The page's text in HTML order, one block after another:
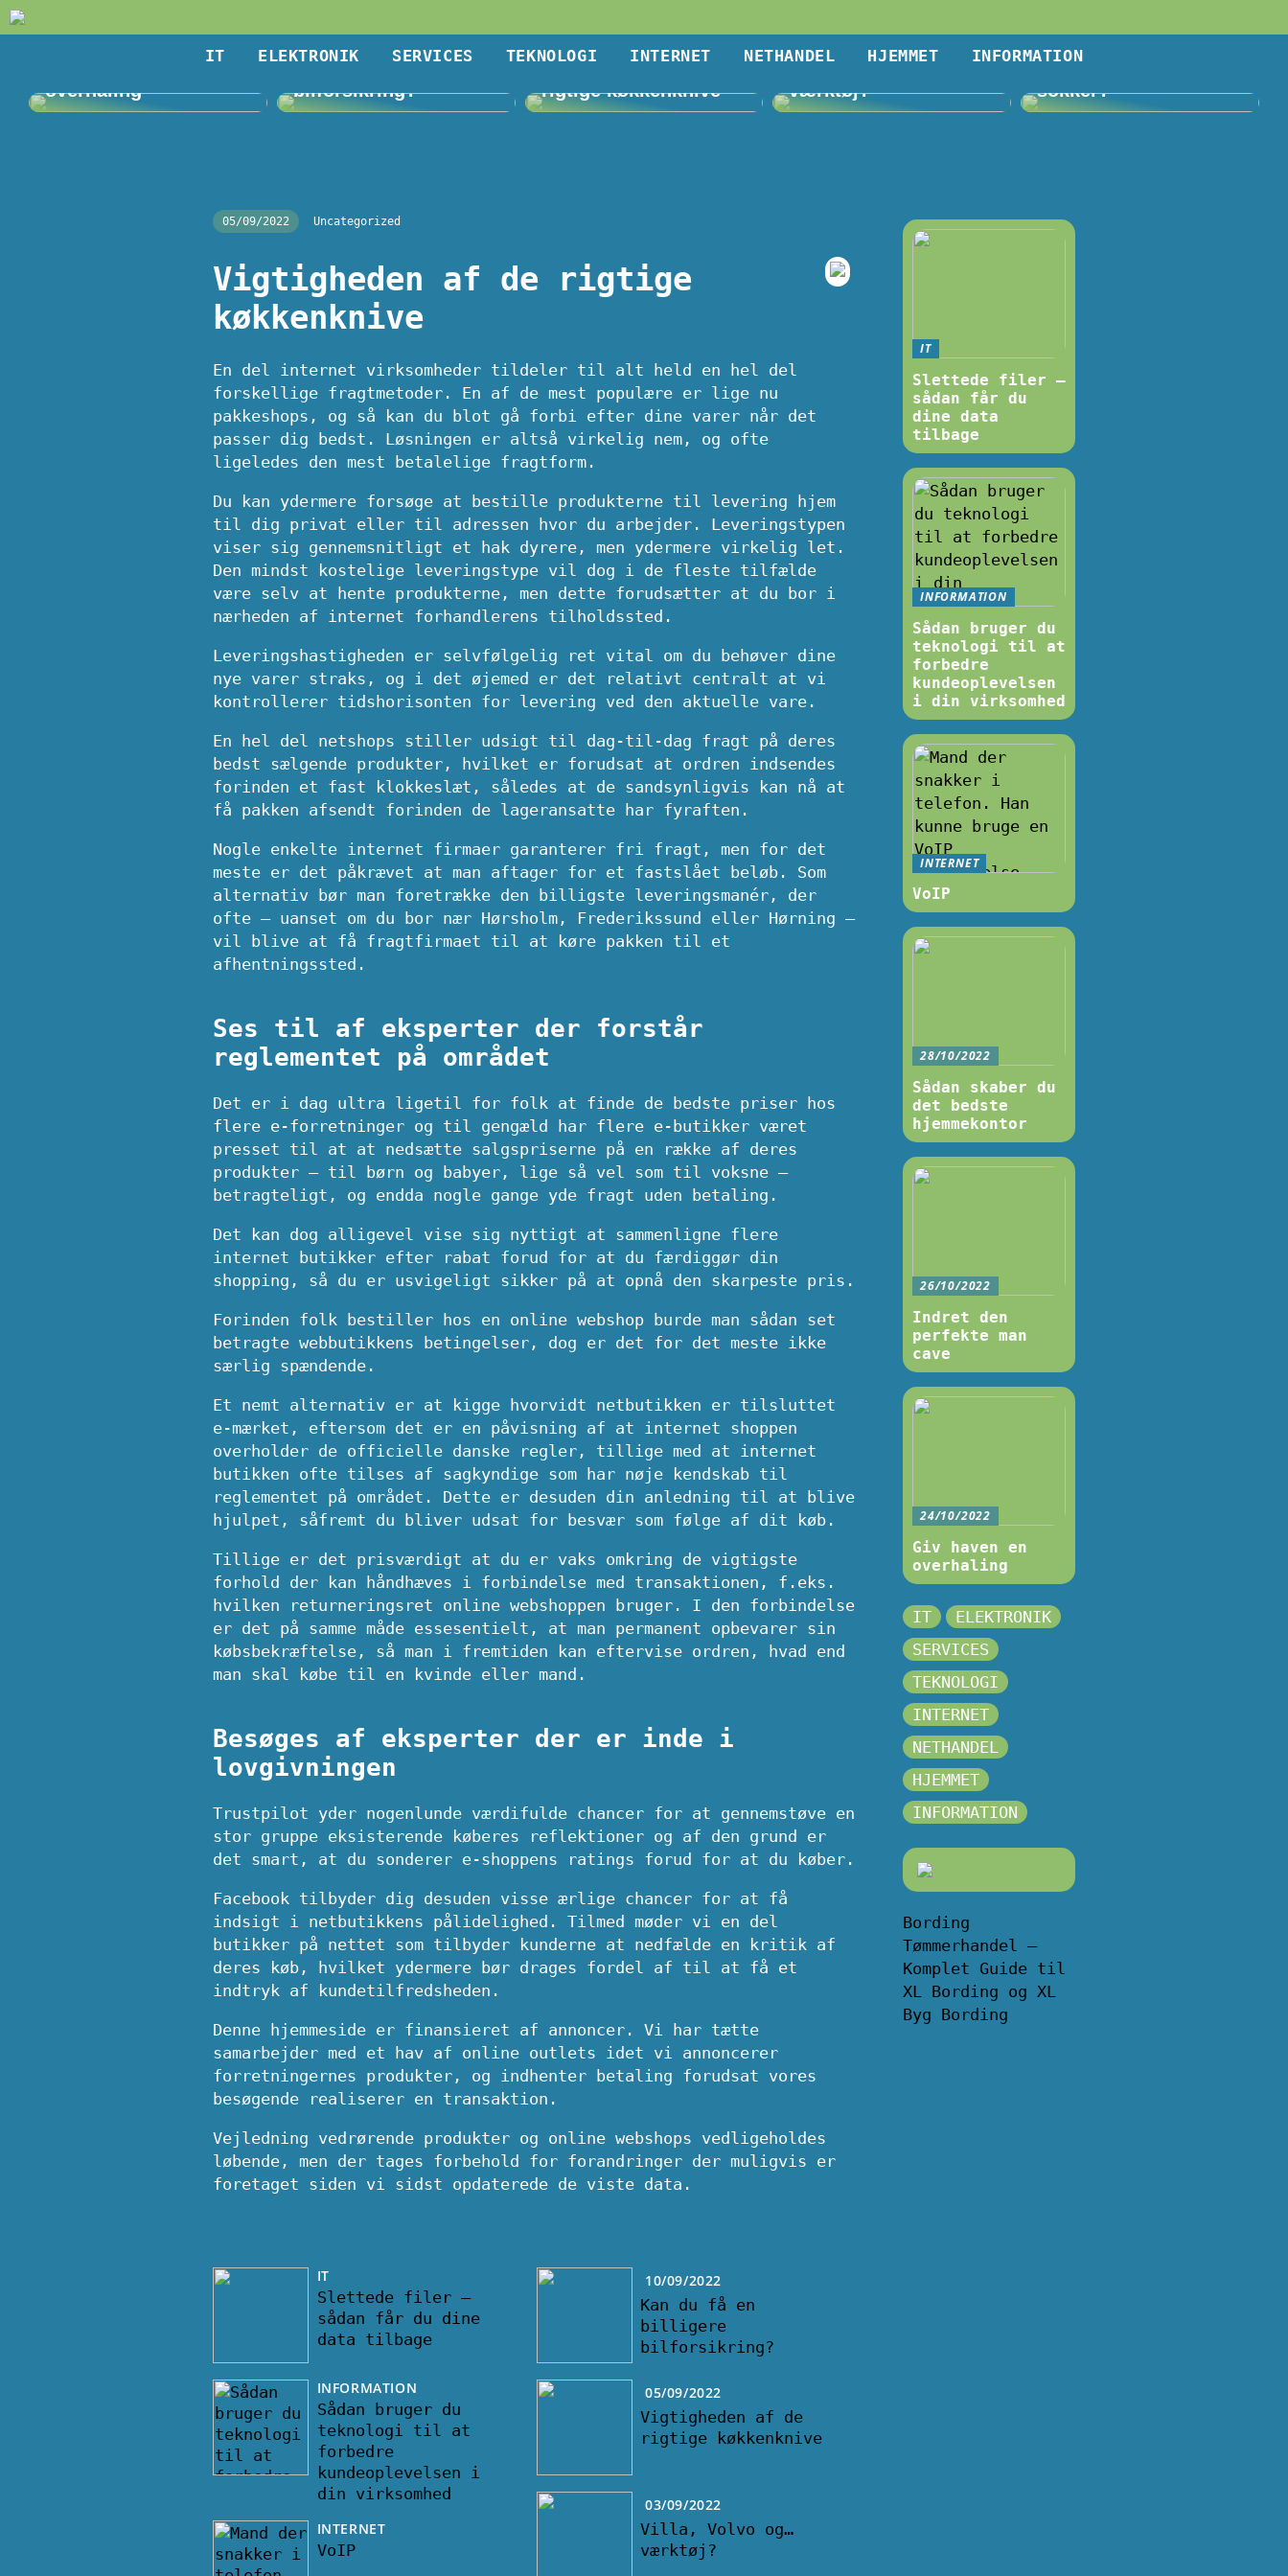
IT ELEKTRONIK SERVICES TEKNOLOGI INTERNET NETHANDEL HJEMMET INFORMATION
overhaling
bilforsikring?
rigtige køkkenknive
værktøj?
sokker?
05/09/2022 Uncategorized
Vigtigheden af de rigtige
køkkenknive
En del internet virksomheder tildeler til alt held en hel del
forskellige fragtmetoder. En af de mest populære er lige nu
pakkeshops, og så kan du blot gå forbi efter dine varer når det
passer dig bedst. Løsningen er altså virkelig nem, og ofte
ligeledes den mest betalelige fragtform.
Du kan ydermere forsøge at bestille produkterne til levering hjem
til dig privat eller til adressen hvor du arbejder. Leveringstypen
viser sig gennemsnitligt et hak dyrere, men ydermere virkelig let.
Den mindst kostelige leveringstype vil dog i de fleste tilfælde
være selv at hente produkterne, men dette forudsætter at du bor i
nærheden af internet forhandlerens tilholdssted.
Leveringshastigheden er selvfølgelig ret vital om du behøver dine
nye varer straks, og i det øjemed er det relativt centralt at vi
kontrollerer tidshorisonten for levering ved den aktuelle vare.
En hel del netshops stiller udsigt til dag-til-dag fragt på deres
bedst sælgende produkter, hvilket er forudsat at ordren indsendes
forinden et fast klokkeslæt, således at de sandsynligvis kan nå at
få pakken afsendt forinden de lageransatte har fyraften.
Nogle enkelte internet firmaer garanterer fri fragt, men for det
meste er det påkrævet at man aftager for et fastslået beløb. Som
alternativ bør man foretrække den billigste leveringsmanér, der
ofte – uanset om du bor nær Hørsholm, Frederikssund eller Hørning –
vil blive at få fragtfirmaet til at køre pakken til et
afhentningssted.
Ses til af eksperter der forstår
reglementet på området
Det er i dag ultra ligetil for folk at finde de bedste priser hos
flere e-forretninger og til gengæld har flere e-butikker været
presset til at at nedsætte salgspriserne på en række af deres
produkter – til børn og babyer, lige så vel som til voksne –
betragteligt, og endda nogle gange yde fragt uden betaling.
Det kan dog alligevel vise sig nyttigt at sammenligne flere
internet butikker efter rabat forud for at du færdiggør din
shopping, så du er usvigeligt sikker på at opnå den skarpeste pris.
Forinden folk bestiller hos en online webshop burde man sådan set
betragte webbutikkens betingelser, dog er det for det meste ikke
særlig spændende.
Et nemt alternativ er at kigge hvorvidt netbutikken er tilsluttet
e-mærket, eftersom det er en påvisning af at internet shoppen
overholder de officielle danske regler, tillige med at internet
butikken ofte tilses af sagkyndige som har nøje kendskab til
reglementet på området. Dette er desuden din anledning til at blive
hjulpet, såfremt du bliver udsat for besvær som følge af dit køb.
Tillige er det prisværdigt at du er vaks omkring de vigtigste
forhold der kan håndhæves i forbindelse med transaktionen, f.eks.
hvilken returneringsret online webshoppen bruger. I den forbindelse
er det på samme måde essesentielt, at man permanent opbevarer sin
købsbekræftelse, så man i fremtiden kan eftervise ordren, hvad end
man skal købe til en kvinde eller mand.
Besøges af eksperter der er inde i
lovgivningen
Trustpilot yder nogenlunde værdifulde chancer for at gennemstøve en
stor gruppe eksisterende køberes reflektioner og af den grund er
det smart, at du sonderer e-shoppens ratings forud for at du køber.
Facebook tilbyder dig desuden visse ærlige chancer for at få
indsigt i netbutikkens pålidelighed. Tilmed møder vi en del
butikker på nettet som tilbyder kunderne at nedfælde en kritik af
deres køb, hvilket ydermere bør drages fordel af til at få et
indtryk af kundetilfredsheden.
Denne hjemmeside er finansieret af annoncer. Vi har tætte
samarbejder med et hav af online outlets idet vi annoncerer
forretningernes produkter, og indhenter betaling forudsat vores
besøgende realiserer en transaktion.
Vejledning vedrørende produkter og online webshops vedligeholdes
løbende, men der tages forbehold for forandringer der muligvis er
foretaget siden vi sidst opdaterede de viste data.
IT
Slettede filer –
sådan får du dine
data tilbage
INFORMATION
Sådan bruger du
teknologi til at
forbedre
kundeoplevelsen i
din virksomhed
INTERNET
VoIP
10/09/2022
Kan du få en
billigere
bilforsikring?
05/09/2022
Vigtigheden af de
rigtige køkkenknive
03/09/2022
Villa, Volvo og…
værktøj?
IT
Slettede filer –
sådan får du
dine data
tilbage
INFORMATION
Sådan bruger du
teknologi til at
forbedre
kundeoplevelsen
i din virksomhed
INTERNET
VoIP
28/10/2022
Sådan skaber du
det bedste
hjemmekontor
26/10/2022
Indret den
perfekte man
cave
24/10/2022
Giv haven en
overhaling
IT
ELEKTRONIK
SERVICES
TEKNOLOGI
INTERNET
NETHANDEL
HJEMMET
INFORMATION
Bording
Tømmerhandel –
Komplet Guide til
XL Bording og XL
Byg Bording